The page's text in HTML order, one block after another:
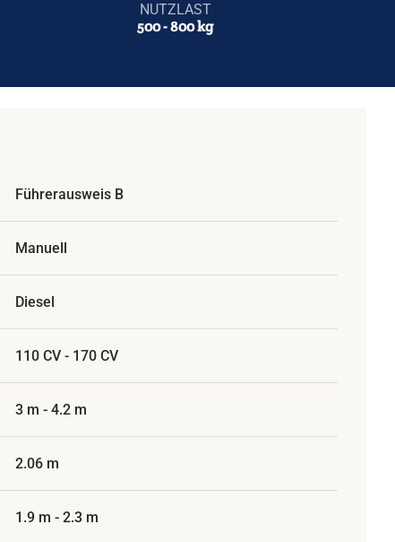
NUTZLAST
500 - 800 kg
Führerausweis B
Manuell
Diesel
110 CV - 170 CV
3 m - 4.2 m
2.06 m
1.9 m - 2.3 m